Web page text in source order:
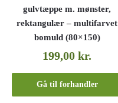
gulvtæppe m. mønster,
rektangulær – multifarvet
bomuld (80×150)
199,00kr.
Gå til forhandler